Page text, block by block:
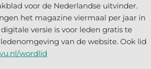
voor de Nederlandse uitvinder.
het magazine viermaal per jaar in
versie is voor leden gratis te
van de website. Ook lid
wordlid